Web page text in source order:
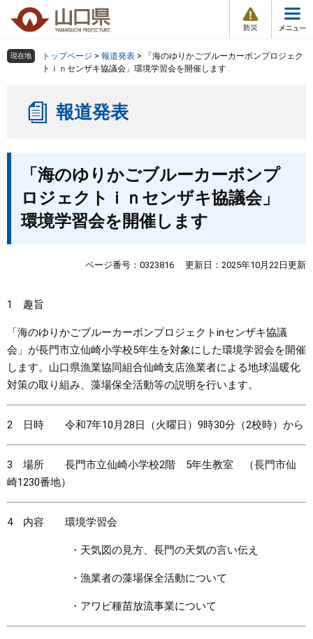
の
ー
情
報
メ
ュ
組織で探す
くらし・環境
健康・福祉
教育・文化・スポーツ
しごと・産業・観光
まちづくり
県政情報
検索の仕方 組織で探す
現在地 トップページ > 報道発表 >
「海のゆりかごブルーカーボンプロジェク
トｉｎセンザキ協議会」環境学習会を開催します
報道発表
「海のゆりかごブルーカーボンプ
ロジェクトｉｎセンザキ協議会」
環境学習会を開催します
ページ番号：0323816 更新日：2025年10月22日更新
1 趣旨
「海のゆりかごブルーカーボンプロジェクトinセンザキ協議
会」が長門市立仙崎小学校5年生を対象にした環境学習会を開催
します。山口県漁業協同組合仙崎支店漁業者による地球温暖化
対策の取り組み、藻場保全活動等の説明を行います。
2 日時 令和7年10月28日（火曜日）9時30分（2校時）から
3 場所 長門市立仙崎小学校2階 5年生教室 （長門市仙
崎1230番地）
4 内容 環境学習会
・天気図の見方、長門の天気の言い伝え
・漁業者の藻場保全活動について
・アワビ種苗放流事業について